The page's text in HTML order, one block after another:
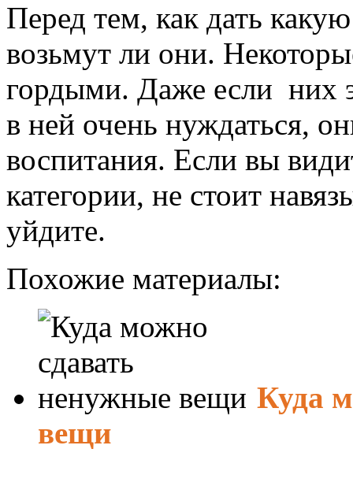
Перед тем, как дать
возьмут ли они.
гордыми. Даже если них
в ней очень нуждаться,
воспитания. Если вы
категории, не стоит
уйдите.
Похожие материалы:
Куда
вещи